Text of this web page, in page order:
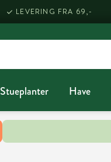
LEVERING FRA 69,-
Stueplanter Have